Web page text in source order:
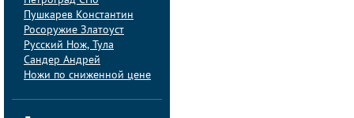
Пушкарев Константин
Росоружие Златоуст
Русский Нож, Тула
Сандер Андрей
Ножи по сниженной цене